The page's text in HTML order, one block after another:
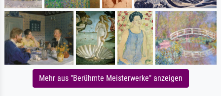
Mehr aus "Berühmte Meisterwerke" anzeigen